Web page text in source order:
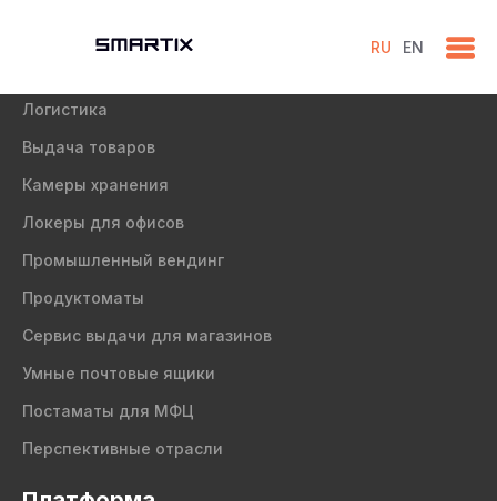
RU EN
Логистика
Выдача товаров
Камеры хранения
Локеры для офисов
Промышленный вендинг
Продуктоматы
Сервис выдачи для магазинов
Умные почтовые ящики
Постаматы для МФЦ
Перспективные отрасли